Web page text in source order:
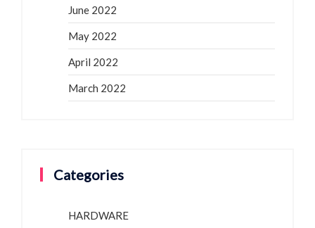
June 2022
May 2022
April 2022
March 2022
Categories
HARDWARE